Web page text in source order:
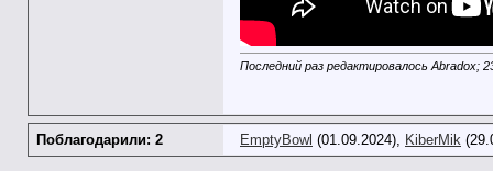
Последний раз редактировалось Abradox;
Поблагодарили: 2 EmptyBowl (01.09.2024), KiberMik